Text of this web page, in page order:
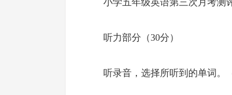
小学五年级英语第三次月考测
听力部分（30分）
听录音，选择所听到的单词。